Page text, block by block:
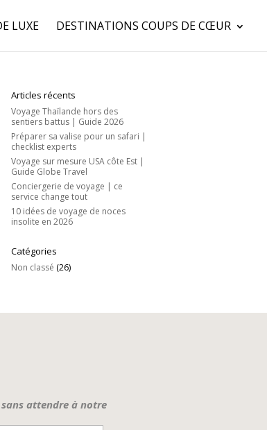
LUXE DESTINATIONS COUPS DE CŒUR
Articles récents
Voyage Thaïlande hors des
sentiers battus | Guide 2026
Préparer sa valise pour un safari |
checklist experts
Voyage sur mesure USA côte Est |
Guide Globe Travel
Conciergerie de voyage | ce
service change tout
10 idées de voyage de noces
insolite en 2026
Catégories
Non classé (26)
attendre à notre